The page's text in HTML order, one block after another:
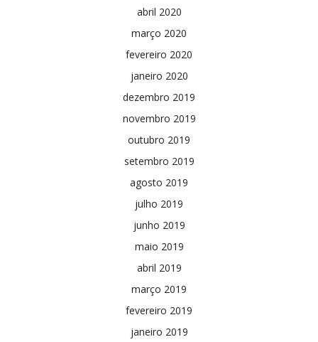
abril 2020
março 2020
fevereiro 2020
janeiro 2020
dezembro 2019
novembro 2019
outubro 2019
setembro 2019
agosto 2019
julho 2019
junho 2019
maio 2019
abril 2019
março 2019
fevereiro 2019
janeiro 2019